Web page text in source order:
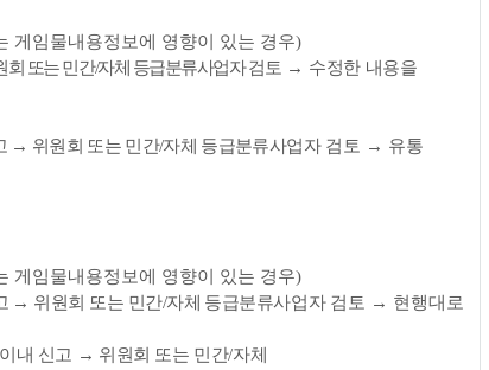
게임물내용정보에 영향이 있는 경우)
회 또는 민간/자체 등급분류사업자 검토 → 수정한 내용을
→ 위원회 또는 민간/자체 등급분류사업자 검토 → 유통
게임물내용정보에 영향이 있는 경우)
→ 위원회 또는 민간/자체 등급분류사업자 검토 → 현행대로
내 신고 → 위원회 또는 민간/자체